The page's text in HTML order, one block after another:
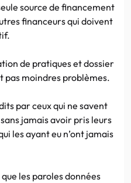
source de financement
financeurs qui doivent
de pratiques et dossier
pas moindres problèmes.
par ceux qui ne savent
jamais avoir pris leurs
les ayant eu n’ont jamais
les paroles données